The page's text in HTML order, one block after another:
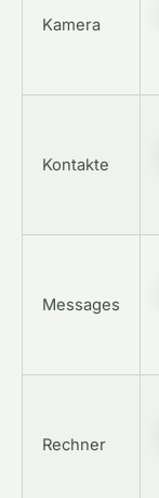
Kamera
Kontakte
Messages
Rechner